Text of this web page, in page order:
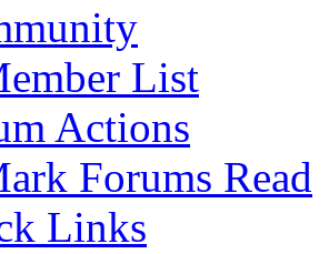
List
Actions
Forums Read
Links